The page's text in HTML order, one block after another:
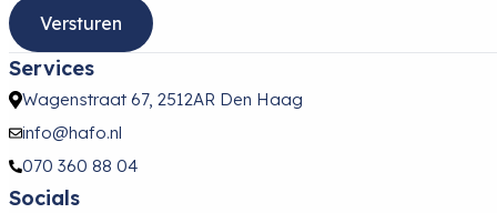
Services
Wagenstraat 67, 2512AR Den Haag
info@hafo.nl
070 360 88 04
Socials